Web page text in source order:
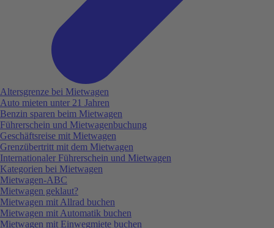
Altersgrenze bei Mietwagen
Auto mieten unter 21 Jahren
Benzin sparen beim Mietwagen
Führerschein und Mietwagenbuchung
Geschäftsreise mit Mietwagen
Grenzübertritt mit dem Mietwagen
Internationaler Führerschein und Mietwagen
Kategorien bei Mietwagen
Mietwagen-ABC
Mietwagen geklaut?
Mietwagen mit Allrad buchen
Mietwagen mit Automatik buchen
Mietwagen mit Einwegmiete buchen